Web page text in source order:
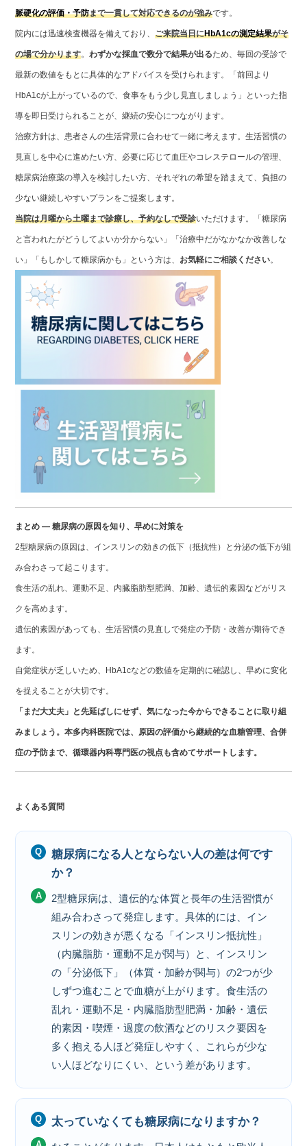
脈硬化の評価・予防まで一貫して対応できるのが強みです。
院内には迅速検査機器を備えており、ご来院当日にHbA1cの測定結果がそ
の場で分かります。わずかな採血で数分で結果が出るため、毎回の受診で
最新の数値をもとに具体的なアドバイスを受けられます。「前回より
HbA1cが上がっているので、食事をもう少し見直しましょう」といった指
導を即日受けられることが、継続の安心につながります。
治療方針は、患者さんの生活背景に合わせて一緒に考えます。生活習慣の
見直しを中心に進めたい方、必要に応じて血圧やコレステロールの管理、
糖尿病治療薬の導入を検討したい方、それぞれの希望を踏まえて、負担の
少ない継続しやすいプランをご提案します。
当院は月曜から土曜まで診療し、予約なしで受診いただけます。「糖尿病
と言われたがどうしてよいか分からない」「治療中だがなかなか改善しな
い」「もしかして糖尿病かも」という方は、 お気軽にご相談ください。
まとめ ― 糖尿病の原因を知り、早めに対策を
2型糖尿病の原因は、インスリンの効きの低下（抵抗性）と分泌の低下が組
み合わさって起こります。
食生活の乱れ、運動不足、内臓脂肪型肥満、加齢、遺伝的素因などがリス
クを高めます。
遺伝的素因があっても、生活習慣の見直しで発症の予防・改善が期待でき
ます。
自覚症状が乏しいため、HbA1cなどの数値を定期的に確認し、早めに変化
を捉えることが大切です。
「まだ大丈夫」と先延ばしにせず、気になった今からできることに取り組
みましょう。本多内科医院では、原因の評価から継続的な血糖管理、合併
症の予防まで、循環器内科専門医の視点も含めてサポートします。
よくある質問
糖尿病になる人とならない人の差は何です
か？
2型糖尿病は、遺伝的な体質と長年の生活習慣が
組み合わさって発症します。具体的には、イン
スリンの効きが悪くなる「インスリン抵抗性」
（内臓脂肪・運動不足が関与）と、インスリン
の「分泌低下」（体質・加齢が関与）の2つが少
しずつ進むことで血糖が上がります。食生活の
乱れ・運動不足・内臓脂肪型肥満・加齢・遺伝
的素因・喫煙・過度の飲酒などのリスク要因を
多く抱える人ほど発症しやすく、これらが少な
い人ほどなりにくい、という差があります。
太っていなくても糖尿病になりますか？